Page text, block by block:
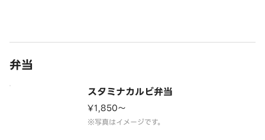
弁当
スタミナカルビ弁当
¥1,850〜
※写真はイメージです。